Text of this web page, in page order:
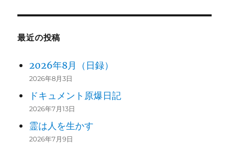
最近の投稿
2026年8月（日録）
2026年8月3日
ドキュメント原爆日記
2026年7月13日
霊は人を生かす
2026年7月9日